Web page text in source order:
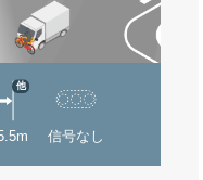
他
信号なし